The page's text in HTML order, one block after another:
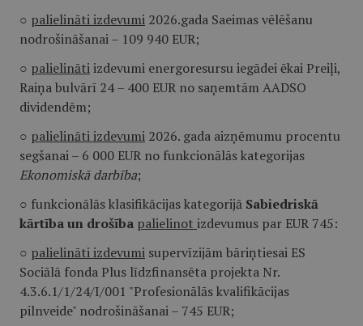
○ palielināti izdevumi 2026.gada Saeimas vēlēšanu
nodrošināšanai – 109 940 EUR;
○ palielinātiizdevumi energoresursu iegādei ēkai Preiļi,
Raiņa bulvārī 24 – 400 EUR no saņemtām AADSO
dividendēm;
○ palielināti izdevumi 2026. gada aizņēmumu procentu
segšanai – 6 000 EUR no funkcionālās kategorijas
Ekonomiskā darbība;
○ funkcionālās klasifikācijas kategorijā Sabiedriskā
kārtība un drošība palielinot izdevumus par EUR 745:
○ palielināti izdevumi supervīzijām bāriņtiesai ES
Sociālā fonda Plus līdzfinansēta projekta Nr.
4.3.6.1/1/24/I/001 "Profesionālās kvalifikācijas
pilnveide" nodrošināšanai – 745 EUR;